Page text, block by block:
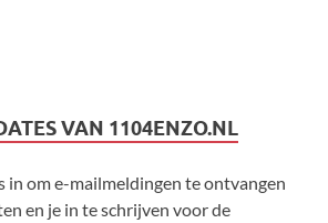
VAN 1104ENZO.NL
in om e-mailmeldingen te ontvangen
en je in te schrijven voor de